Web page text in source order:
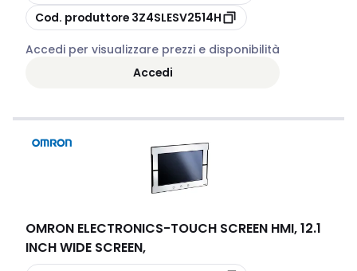
copia
Cod. produttore 3Z4SLESV2514H
Accedi per visualizzare prezzi e disponibilità
Accedi
OMRON ELECTRONICS-TOUCH SCREEN HMI, 12.1
INCH WIDE SCREEN,